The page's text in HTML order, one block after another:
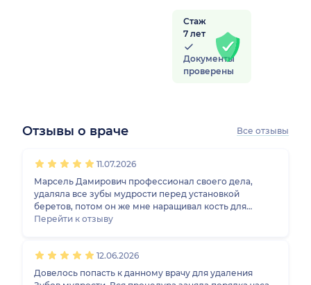
Стаж
7 лет
Документы
проверены
Отзывы о враче Все отзывы
11.07.2026
Марсель Дамирович профессионал своего дела,
удаляла все зубы мудрости перед установкой
беретов, потом он же мне наращивал кость для
установки импланта, все операции проходили
и профессионализм я готова платить!
Перейти к отзыву
12.06.2026
Довелось попасть к данному врачу для удаления